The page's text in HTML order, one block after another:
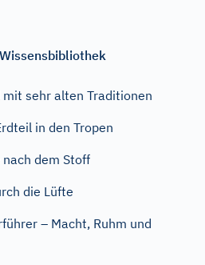
sehr alten Traditionen
in den Tropen
nach dem Stoff
die Lüfte
– Macht, Ruhm und